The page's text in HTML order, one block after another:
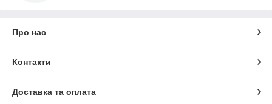
Про нас
Контакти
Доставка та оплата